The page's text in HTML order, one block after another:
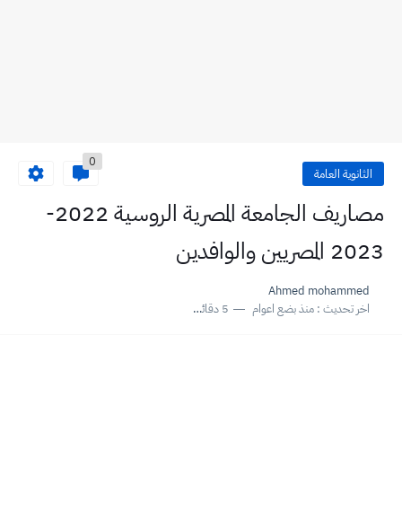
الثانوية العامة
0
مصاريف الجامعة المصرية الروسية 2022-
2023 المصريين والوافدين
Ahmed mohammed
اخر تحديث :منذ بضع اعوام 5 دقائق للقراءة